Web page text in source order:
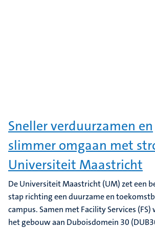
Sneller verduurzamen en
slimmer omgaan met
Universiteit Maastricht
De Universiteit Maastricht (UM) zet een
stap richting een duurzame en
campus. Samen met Facility Services
het gebouw aan Duboisdomein 30